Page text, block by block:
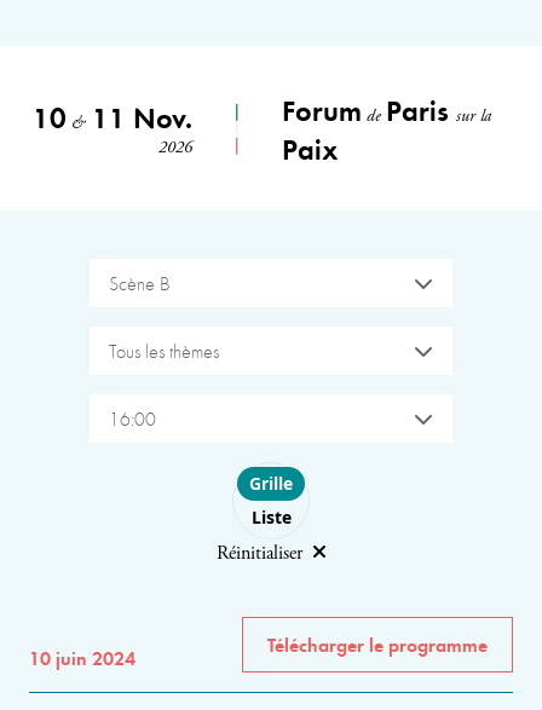
10 &11 Nov.
2026
Forum de Parissur la
Paix
Scène B
Tous les thèmes
16:00
Choose layout
Grille
Liste
Réinitialiser
10 juin 2024
Télécharger le programme